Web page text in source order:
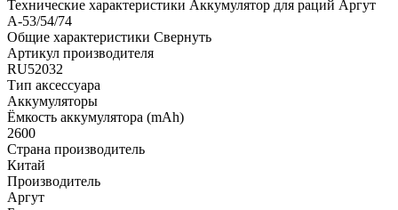
Технические характеристики Аккумулятор для раций Аргут
А-53/54/74
Общие характеристики Свернуть
Артикул производителя
RU52032
Тип аксессуара
Аккумуляторы
Ёмкость аккумулятора (mAh)
2600
Страна производитель
Китай
Производитель
Аргут